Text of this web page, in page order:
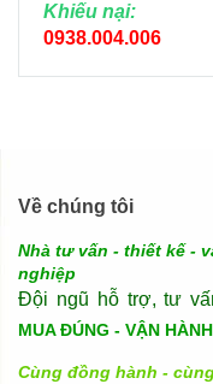
Khiếu nại:
0938.004.006
Về chúng tôi
Nhà tư vấn - thiết kế -
nghiệp
Đội ngũ hỗ trợ, tư
MUA ĐÚNG - VẬN
Cùng đồng hành -